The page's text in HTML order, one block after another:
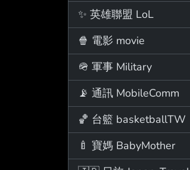
✨ 英雄聯盟 LoL
🍿 電影 movie
🪖 軍事 Military
📡 通訊 MobileComm
🏀 台籃 basketballTW
🍼 寶媽 BabyMother